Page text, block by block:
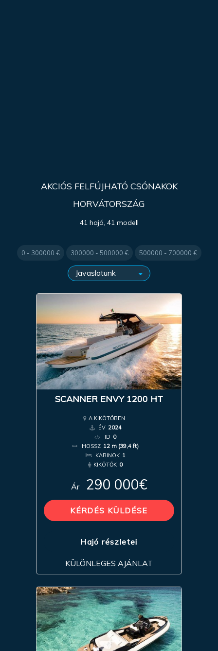
AKCIÓS FELFÚJHATÓ CSÓNAKOK
HORVÁTORSZÁG
41 hajó, 41 modell
0 - 300000 € 300000 - 500000 € 500000 - 700000 €
SCANNER ENVY 1200 HT
A KIKÖTŐBEN
ÉV 2024
ID 0
HOSSZ 12 m (39,4 ft)
KABINOK 1
KIKÖTŐK 0
Ár 290 000€
KÉRDÉS KÜLDÉSE
Hajó részletei
KÜLÖNLEGES AJÁNLAT